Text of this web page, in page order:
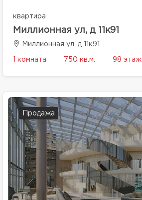
квартира
Миллионная ул, д 11к91
Миллионная ул, д 11к91
1 комната 750 кв.м. 98 этаж
Продажа